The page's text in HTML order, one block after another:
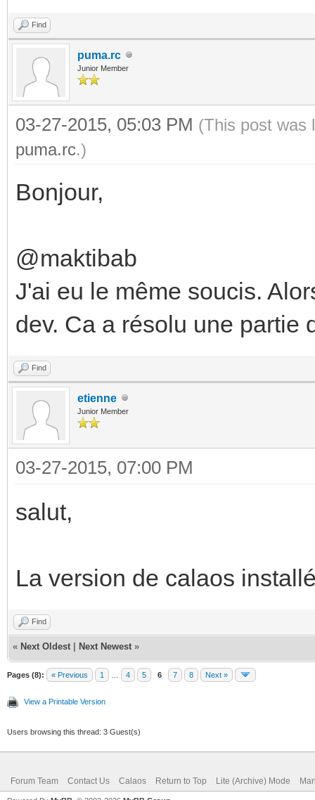
Find
puma.rc
Junior Member
03-27-2015, 05:03 PM (This post was
puma.rc.)
Bonjour,
@maktibab
J'ai eu le même soucis.
dev. Ca a résolu une partie
Find
etienne
Junior Member
03-27-2015, 07:00 PM
salut,
La version de calaos
Find
« Next Oldest Next Newest »
Pages (8): « Previous 1 4 5 6 7 8 Next »
View a Printable Version
Users browsing this thread: 3 Guest(s)
Forum Team Contact Us Calaos Return to Top Lite (Archive) Mode